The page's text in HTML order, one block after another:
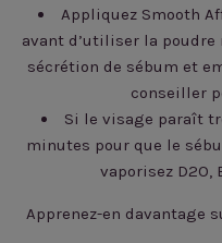
Appliquez Smooth
avant d’utiliser la
sécrétion de sébum et
conseiller
Si le visage paraît
minutes pour que le
vaporisez D2O,
Apprenez-en davantage